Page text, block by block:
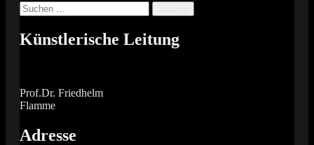
Suchen
nach:
Künstlerische Leitung
Prof.Dr. Friedhelm
Flamme
Adresse